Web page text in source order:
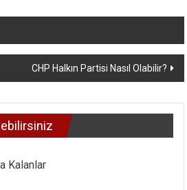
CHP Halkın Partisi Nasıl Olabilir?
Kalanlar